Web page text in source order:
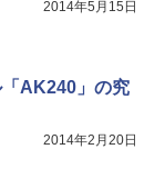
2014年5月15日
AK240」の究
2014年2月20日